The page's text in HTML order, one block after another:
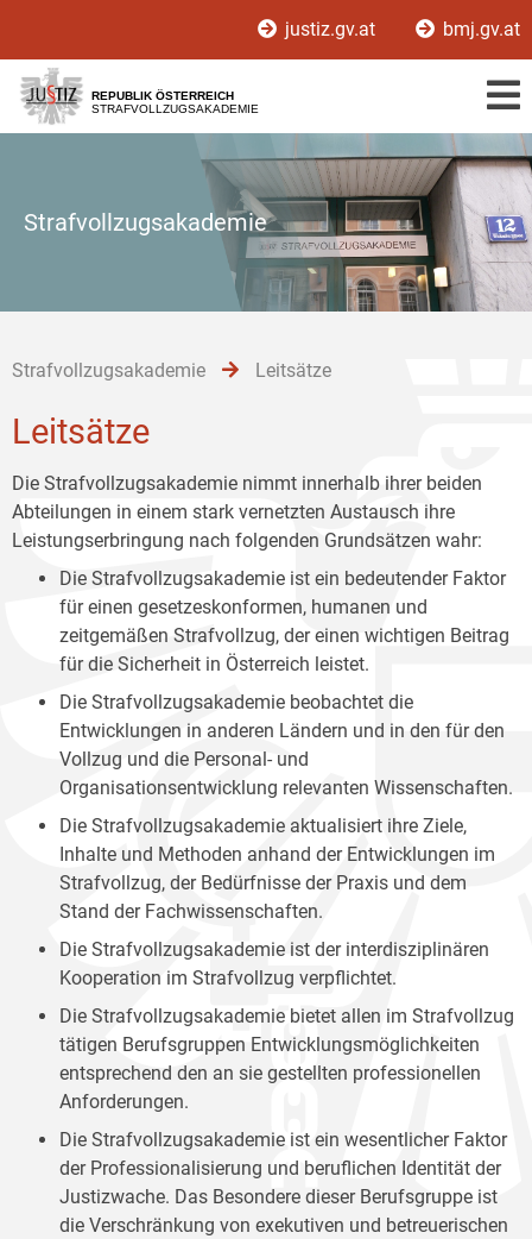
[1]
[2]
[3]
justiz.gv.at bmj.gv.at
REPUBLIK ÖSTERREICH
STRAFVOLLZUGSAKADEMIE
Strafvollzugsakademie
Strafvollzugsakademie Leitsätze
Leitsätze
Die Strafvollzugsakademie nimmt innerhalb ihrer beiden
Abteilungen in einem stark vernetzten Austausch ihre
Leistungserbringung nach folgenden Grundsätzen wahr:
Die Strafvollzugsakademie ist ein bedeutender Faktor
für einen gesetzeskonformen, humanen und
zeitgemäßen Strafvollzug, der einen wichtigen Beitrag
für die Sicherheit in Österreich leistet.
Die Strafvollzugsakademie beobachtet die
Entwicklungen in anderen Ländern und in den für den
Vollzug und die Personal- und
Organisationsentwicklung relevanten Wissenschaften.
Die Strafvollzugsakademie aktualisiert ihre Ziele,
Inhalte und Methoden anhand der Entwicklungen im
Strafvollzug, der Bedürfnisse der Praxis und dem
Stand der Fachwissenschaften.
Die Strafvollzugsakademie ist der interdisziplinären
Kooperation im Strafvollzug verpflichtet.
Die Strafvollzugsakademie bietet allen im Strafvollzug
tätigen Berufsgruppen Entwicklungsmöglichkeiten
entsprechend den an sie gestellten professionellen
Anforderungen.
Die Strafvollzugsakademie ist ein wesentlicher Faktor
der Professionalisierung und beruflichen Identität der
Justizwache. Das Besondere dieser Berufsgruppe ist
die Verschränkung von exekutiven und betreuerischen